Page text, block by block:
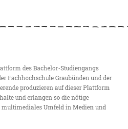
des Bachelor-Studiengangs
Fachhochschule Graubünden und der
produzieren auf dieser Plattform
und erlangen so die nötige
Umfeld in Medien und